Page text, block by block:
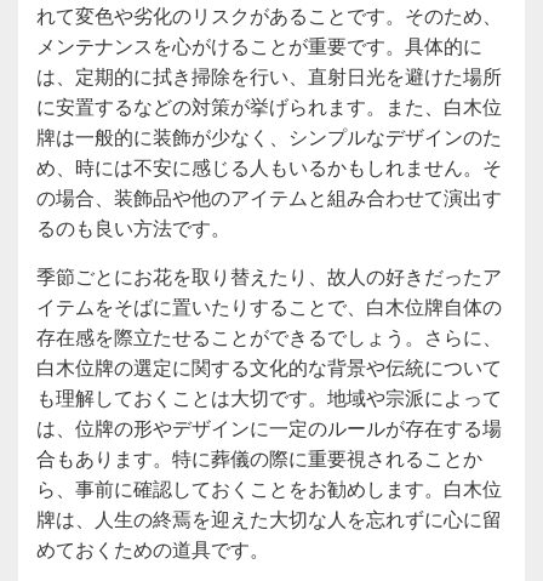
れて変色や劣化のリスクがあることです。そのため、
メンテナンスを心がけることが重要です。具体的に
は、定期的に拭き掃除を行い、直射日光を避けた場所
に安置するなどの対策が挙げられます。また、白木位
牌は一般的に装飾が少なく、シンプルなデザインのた
め、時には不安に感じる人もいるかもしれません。そ
の場合、装飾品や他のアイテムと組み合わせて演出す
るのも良い方法です。
季節ごとにお花を取り替えたり、故人の好きだったア
イテムをそばに置いたりすることで、白木位牌自体の
存在感を際立たせることができるでしょう。さらに、
白木位牌の選定に関する文化的な背景や伝統について
も理解しておくことは大切です。地域や宗派によって
は、位牌の形やデザインに一定のルールが存在する場
合もあります。特に葬儀の際に重要視されることか
ら、事前に確認しておくことをお勧めします。白木位
牌は、人生の終焉を迎えた大切な人を忘れずに心に留
めておくための道具です。